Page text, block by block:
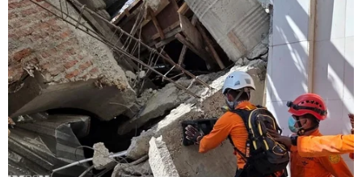
Vệt dầu tràn sau vụ nổ giàn khoan Deepwater Horizon ngoài
khơi Louisiana, Mỹ, ngày 7/5/2010. (Ảnh: AFP/TTXVN)
Một thập kỷ đã trôi qua kể từ khi vụ nổ giàn
khoan Deepwater Horizon của tập đoàn dầu khí
BP xảy ra vào ngày 20/4/2010, cướp đi sinh
mạng của 11 công nhân và làm tràn hơn 4 triệu
thùng dầu vào Vịnh Mexico.